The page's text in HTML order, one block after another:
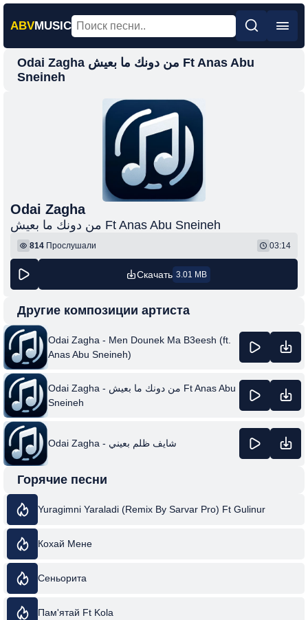
ABVMUSIC
Главная
Фонк
Odai Zagha من دونك ما بعيش Ft Anas Abu
Sneineh
Odai Zagha
من دونك ما بعيش Ft Anas Abu Sneineh
814 Прослушали 03:14
Скачать 3.01 MB
Другие композиции артиста
Odai Zagha - Men Dounek Ma B3eesh (ft.
Anas Abu Sneineh)
Odai Zagha - من دونك ما بعيش Ft Anas Abu
Sneineh
Odai Zagha - شايف ظلم بعيني
Горячие песни
Yuragimni Yaraladi (Remix By Sarvar Pro) Ft Gulinur
Кохай Мене
Сеньорита
Пам'ятай Ft Kola